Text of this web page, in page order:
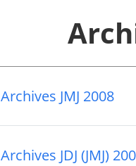
Archives JMJ 2008
Archives JDJ (JMJ)